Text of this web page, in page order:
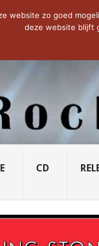
HEAD SOCIETY...
CD
website zo goed
deze website blijft